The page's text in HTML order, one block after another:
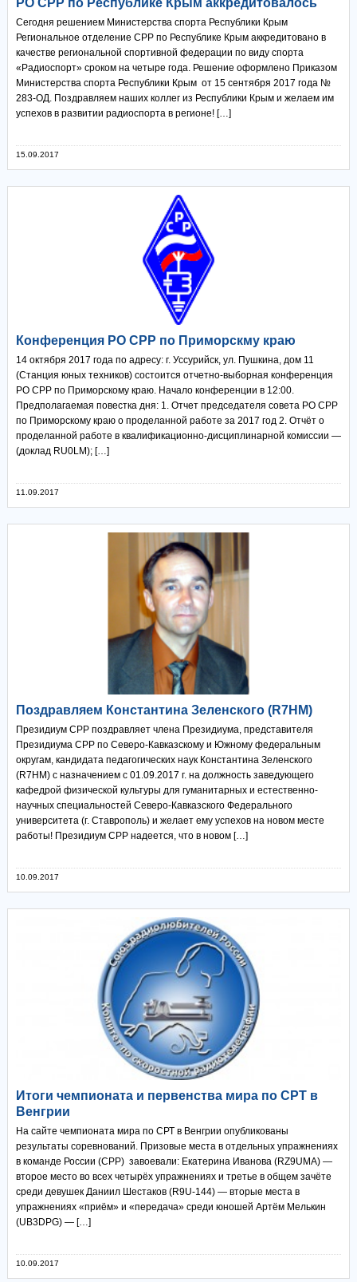
Сегодня решением Министерства спорта Республики Крым
Региональное отделение СРР по Республике Крым аккредитовано в
качестве региональной спортивной федерации по виду спорта
«Радиоспорт» сроком на четыре года. Решение оформлено Приказом
Министерства спорта Республики Крым от 15 сентября 2017 года №
283-ОД. Поздравляем наших коллег из Республики Крым и желаем им
успехов в развитии радиоспорта в регионе! […]
15.09.2017
Конференция РО СРР по Приморскму краю
14 октября 2017 года по адресу: г. Уссурийск, ул. Пушкина, дом 11
(Станция юных техников) состоится отчетно-выборная конференция
РО СРР по Приморскому краю. Начало конференции в 12:00.
Предполагаемая повестка дня: 1. Отчет председателя совета РО СРР
по Приморскому краю о проделанной работе за 2017 год 2. Отчёт о
проделанной работе в квалификационно-дисциплинарной комиссии —
(доклад RU0LM); […]
11.09.2017
Поздравляем Константина Зеленского (R7HM)
Президиум СРР поздравляет члена Президиума, представителя
Президиума СРР по Северо-Кавказскому и Южному федеральным
округам, кандидата педагогических наук Константина Зеленского
(R7HM) с назначением с 01.09.2017 г. на должность заведующего
кафедрой физической культуры для гуманитарных и естественно-
научных специальностей Северо-Кавказского Федерального
университета (г. Ставрополь) и желает ему успехов на новом месте
работы! Президиум СРР надеется, что в новом […]
10.09.2017
Итоги чемпионата и первенства мира по СРТ в
Венгрии
На сайте чемпионата мира по СРТ в Венгрии опубликованы
результаты соревнований. Призовые места в отдельных упражнениях
в команде России (СРР) завоевали: Екатерина Иванова (RZ9UMA) —
второе место во всех четырёх упражнениях и третье в общем зачёте
среди девушек Даниил Шестаков (R9U-144) — вторые места в
упражнениях «приём» и «передача» среди юношей Артём Мелькин
(UB3DPG) — […]
10.09.2017